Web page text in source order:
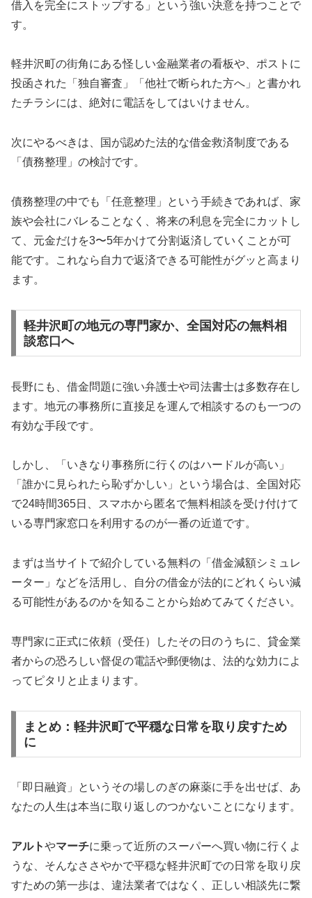
借入を完全にストップする」という強い決意を持つことで
す。
軽井沢町の街角にある怪しい金融業者の看板や、ポストに
投函された「独自審査」「他社で断られた方へ」と書かれ
たチラシには、絶対に電話をしてはいけません。
次にやるべきは、国が認めた法的な借金救済制度である
「債務整理」の検討です。
債務整理の中でも「任意整理」という手続きであれば、家
族や会社にバレることなく、将来の利息を完全にカットし
て、元金だけを3〜5年かけて分割返済していくことが可
能です。これなら自力で返済できる可能性がグッと高まり
ます。
軽井沢町の地元の専門家か、全国対応の無料相
談窓口へ
長野にも、借金問題に強い弁護士や司法書士は多数存在し
ます。地元の事務所に直接足を運んで相談するのも一つの
有効な手段です。
しかし、「いきなり事務所に行くのはハードルが高い」
「誰かに見られたら恥ずかしい」という場合は、全国対応
で24時間365日、スマホから匿名で無料相談を受け付けて
いる専門家窓口を利用するのが一番の近道です。
まずは当サイトで紹介している無料の「借金減額シミュレ
ーター」などを活用し、自分の借金が法的にどれくらい減
る可能性があるのかを知ることから始めてみてください。
専門家に正式に依頼（受任）したその日のうちに、貸金業
者からの恐ろしい督促の電話や郵便物は、法的な効力によ
ってピタリと止まります。
まとめ：軽井沢町で平穏な日常を取り戻すため
に
「即日融資」というその場しのぎの麻薬に手を出せば、あ
なたの人生は本当に取り返しのつかないことになります。
アルトやマーチに乗って近所のスーパーへ買い物に行くよ
うな、そんなささやかで平穏な軽井沢町での日常を取り戻
すための第一歩は、違法業者ではなく、正しい相談先に繋